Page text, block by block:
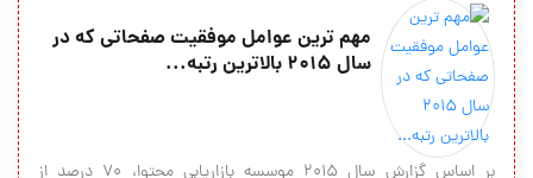
مهم ترین عوامل موفقیت صفحاتی که در
سال 2015 بالاترین رتبه...
بر اساس گزارش سال 2015 موسسه بازاریابی محتوا، 70 درصد از